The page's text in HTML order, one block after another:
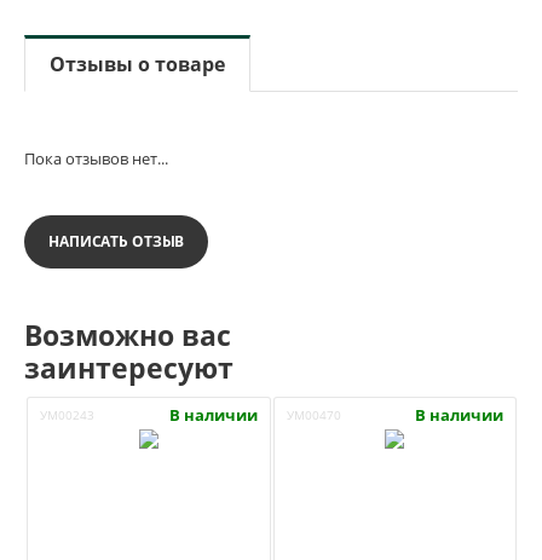
Отзывы о товаре
Пока отзывов нет...
НАПИСАТЬ ОТЗЫВ
Возможно вас
заинтересуют
УМ00243 В наличии УМ00470 В наличии